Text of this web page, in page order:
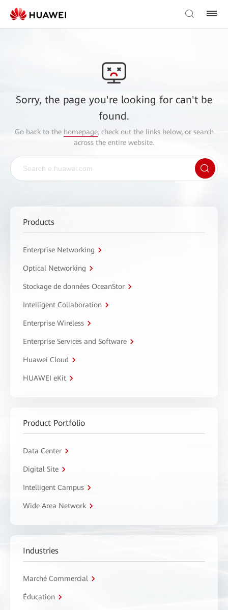
Sorry, the page you're looking for can't be
found.
Go back to the homepage, check out the links below, or search
across the entire website.
Products
Enterprise Networking
Optical Networking
Stockage de données OceanStor
Intelligent Collaboration
Enterprise Wireless
Enterprise Services and Software
Huawei Cloud
HUAWEI eKit
Product Portfolio
Data Center
Digital Site
Intelligent Campus
Wide Area Network
Industries
Marché Commercial
Éducation